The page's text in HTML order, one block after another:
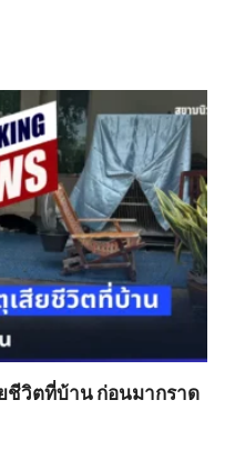
ชีวิตที่บ้าน ก่อนมากราด